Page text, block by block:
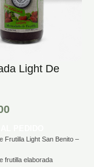
Light De
Frutilla Light San Benito –
frutilla elaborada